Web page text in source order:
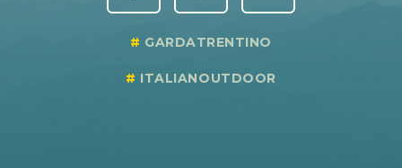
GARDATRENTINO
ITALIANOUTDOOR